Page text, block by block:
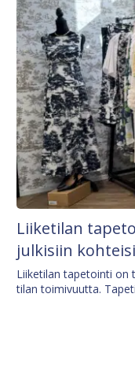
Liiketilan
julkisiin
Liiketilan tapetointi on
tilan toimivuutta.